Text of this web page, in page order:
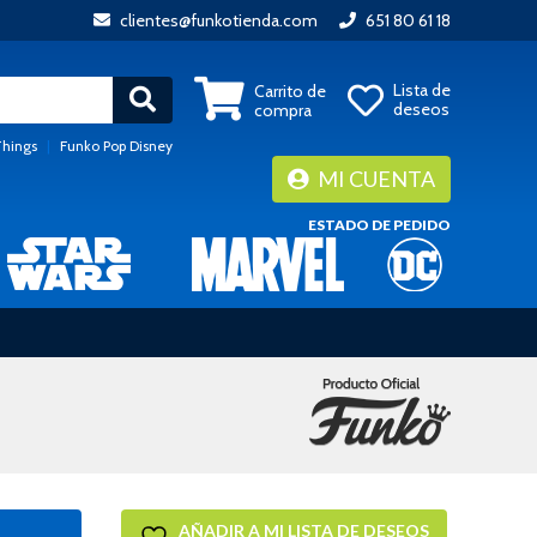
clientes@funkotienda.com 651 80 61 18
| Funko Pop Disney
Carrito de
compra
Lista de
deseos
MI CUENTA
ESTADO DE PEDIDO
AÑADIR A MI LISTA DE DESEOS